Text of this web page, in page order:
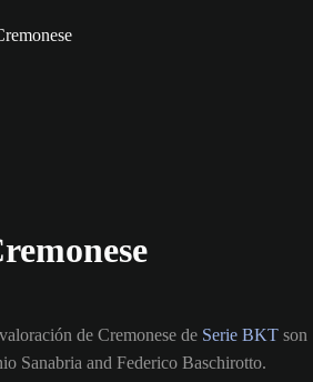
de Cremonese de Serie BKT son
Sanabria and Federico Baschirotto.